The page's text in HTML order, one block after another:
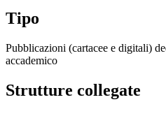
Tipo
Pubblicazioni (cartacee e digitali)
accademico
Strutture collegate